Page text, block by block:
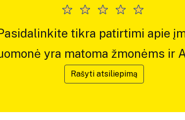
tikra patirtimi apie
yra matoma žmonėms ir
Rašyti atsiliepimą